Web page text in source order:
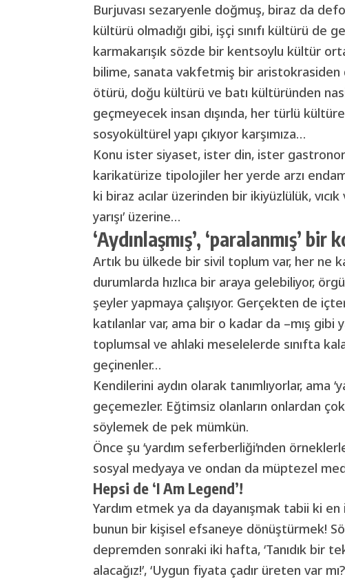
Burjuvası sezaryenle doğmuş, biraz da
kültürü olmadığı gibi, işçi sınıfı kültürü de
karmakarışık sözde bir kentsoylu kültür
bilime, sanata vakfetmiş bir
ötürü, doğu kültürü ve batı kültüründen
geçmeyecek insan dışında, her türlü
sosyokültürel yapı çıkıyor karşımıza…
Konu ister siyaset, ister din, ister
karikatürize tipolojiler her yerde arzı
ki biraz acılar üzerinden bir ikiyüzlülük, vıcık
yarışı’ üzerine…
‘Aydınlaşmış’, ‘paralanmış’ bir
Artık bu ülkede bir sivil toplum var, her ne
durumlarda hızlıca bir araya gelebiliyor,
şeyler yapmaya çalışıyor. Gerçekten de
katılanlar var, ama bir o kadar da –mış gibi
toplumsal ve ahlaki meselelerde sınıfta
geçinenler…
Kendilerini aydın olarak tanımlıyorlar, ama
geçemezler. Eğtimsiz olanların onlardan çok
söylemek de pek mümkün.
Önce şu ‘yardım seferberliği’nden
sosyal medyaya ve ondan da müptezel
Hepsi de ‘I Am Legend’!
Yardım etmek ya da dayanışmak tabii ki
bunun bir kişisel efsaneye dönüştürmek!
depremden sonraki iki hafta, ‘Tanıdık bir
alacağız!’, ‘Uygun fiyata çadır üreten var